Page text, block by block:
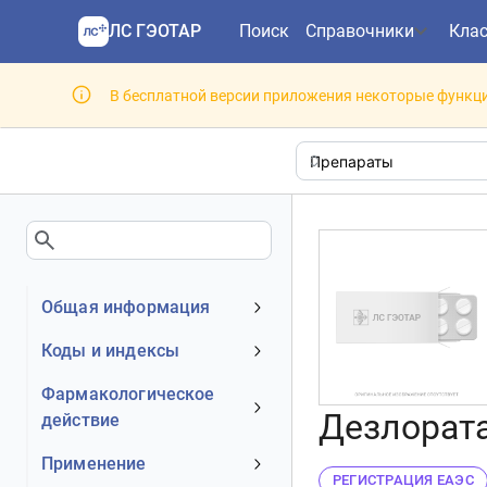
ЛС ГЭОТАР Поиск Справочники
В бесплатной версии приложения некоторые
Общая информация
Устаревшее наименование
Номер регистрационного
удостоверения РФ
Действующее вещество
Коды и индексы
АТХ код
МКБ-10 код
Фармакологическое
действие
Механизм действия
Применение
РЕГИСТРАЦИЯ ЕАЭС